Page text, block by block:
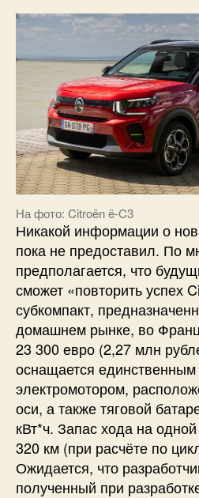
На фото: Citroën ë-C3
Никакой информации о
пока не предоставил. По
предполагается, что
сможет «повторить успех
субкомпакт,
домашнем рынке, во
23 300 евро (2,27 млн
оснащается
электромотором,
оси, а также тяговой
кВт*ч. Запас хода на
320 км (при расчёте по
Ожидается, что
полученный при